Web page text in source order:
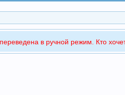
в ручной режим. Кто